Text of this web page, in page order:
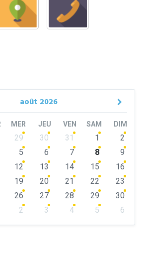
août 2026
MER JEU VEN SAM DIM
29 30 31 1
2
5 6 7 8
9
12 13 14 15
16
19 20 21 22
23
26 27 28 29
30
2 3 4 5
6